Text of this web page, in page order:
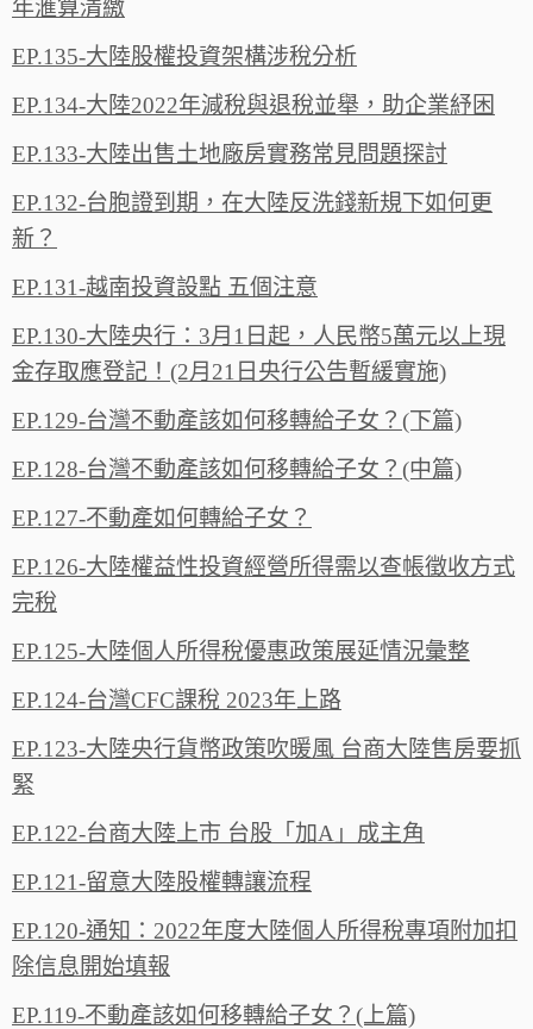
年滙算清繳
EP.135-大陸股權投資架構涉稅分析
EP.134-大陸2022年減稅與退稅並舉，助企業紓困
EP.133-大陸出售土地廠房實務常見問題探討
EP.132-台胞證到期，在大陸反洗錢新規下如何更
新？
EP.131-越南投資設點 五個注意
EP.130-大陸央行：3月1日起，人民幣5萬元以上現
金存取應登記！(2月21日央行公告暫緩實施)
EP.129-台灣不動產該如何移轉給子女？(下篇)
EP.128-台灣不動產該如何移轉給子女？(中篇)
EP.127-不動產如何轉給子女？
EP.126-大陸權益性投資經營所得需以查帳徵收方式
完稅
EP.125-大陸個人所得稅優惠政策展延情況彙整
EP.124-台灣CFC課稅 2023年上路
EP.123-大陸央行貨幣政策吹暖風 台商大陸售房要抓
緊
EP.122-台商大陸上市 台股「加A」成主角
EP.121-留意大陸股權轉讓流程
EP.120-通知：2022年度大陸個人所得稅專項附加扣
除信息開始填報
EP.119-不動產該如何移轉給子女？(上篇)